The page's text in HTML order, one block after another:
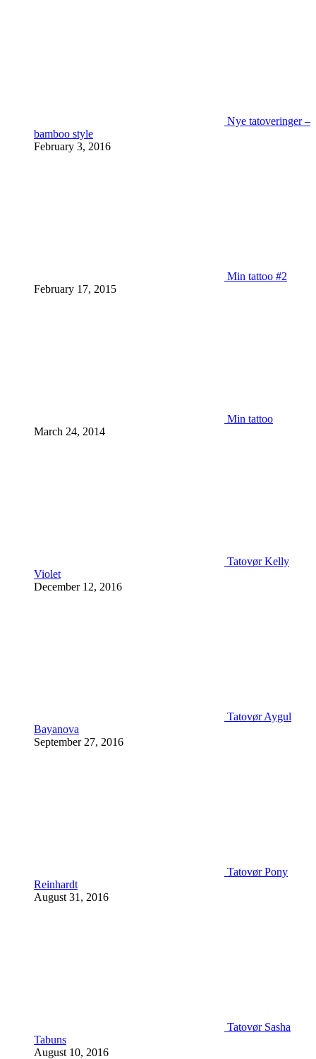
Nye tatoveringer –
bamboo style
February 3, 2016
Min tattoo #2
February 17, 2015
Min tattoo
March 24, 2014
Tatovør Kelly
Violet
December 12, 2016
Tatovør Aygul
Bayanova
September 27, 2016
Tatovør Pony
Reinhardt
August 31, 2016
Tatovør Sasha
Tabuns
August 10, 2016